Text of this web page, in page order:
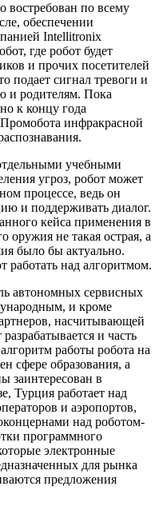
востребован по всему
обеспечении
Intellitronix
где робот будет
и прочих посетителей
подает сигнал тревоги и
и родителям. Пока
к концу года
инфракрасной
учебными
угроз, робот может
процессе, ведь он
и поддерживать диалог.
кейса применения в
оружия не такая острая, а
было бы актуально.
над алгоритмом.
автономных сервисных
и кроме
насчитывающей
и часть
работы робота на
сфере образования, а
заинтересован в
Турция работает над
и аэропортов,
над роботом-
программного
электронные
для рынка
предложения